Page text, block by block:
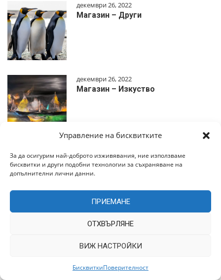
Управление на бисквитките
За да осигурим най-доброто изживявания, ние използваме
бисквитки и други подобни технологии за съхраняване на
допълнителни лични данни.
ПРИЕМАНЕ
ОТХВЪРЛЯНЕ
ВИЖ НАСТРОЙКИ
БисквиткиПоверителност
декември 26, 2022
Магазин – Други
декември 26, 2022
Магазин – Изкуство
декември 26, 2022
Магазин – Книги
декември 26, 2022